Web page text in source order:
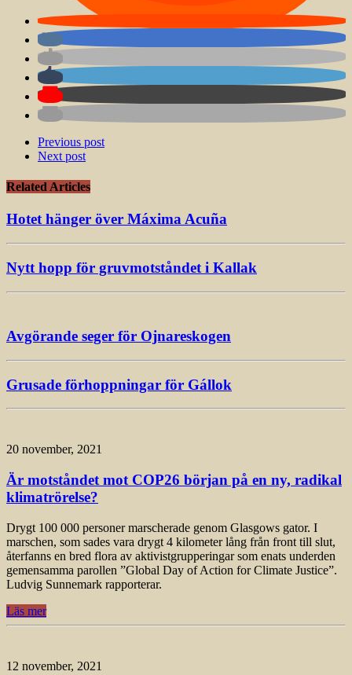
Previous post
Next post
Related Articles
Hotet hänger över Máxima Acuña
Nytt hopp för gruvmotståndet i Kallak
Avgörande seger för Ojnareskogen
Grusade förhoppningar för Gállok
20 november, 2021
Är motståndet mot COP26 början på en ny, radikal
klimatrörelse?
Drygt 100 000 personer marscherade genom Glasgows gator. I
marschen, som sades vara drygt 4 kilometer lång från front till slut,
återfanns en bred flora av aktivistgrupperingar som enats underden
gemensamma parollen ”Global Day of Action for Climate Justice”.
Ludvig Sunnemark rapporterar.
Läs mer
12 november, 2021